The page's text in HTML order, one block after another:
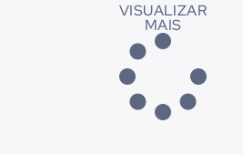
VISUALIZAR
MAIS